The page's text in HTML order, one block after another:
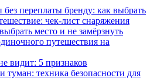
переплаты бренду: как выбрать
чек-лист снаряжения
место и не замёрзнуть
путешествия на
видит: 5 признаков
техника безопасности для